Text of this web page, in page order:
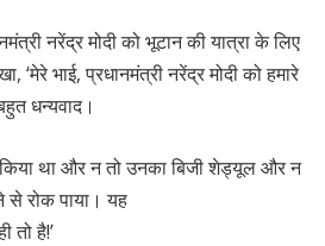
नरेंद्र मोदी को भूटान की यात्रा के लिए
‘मेरे भाई, प्रधानमंत्री नरेंद्र मोदी को हमारे
धन्यवाद।
किया था और न तो उनका बिजी शेड्यूल और न
से रोक पाया। यह
है!’